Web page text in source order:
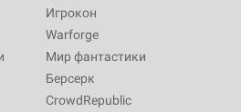
Игрокон
Warforge
Мир фантастики
Берсерк
CrowdRepublic